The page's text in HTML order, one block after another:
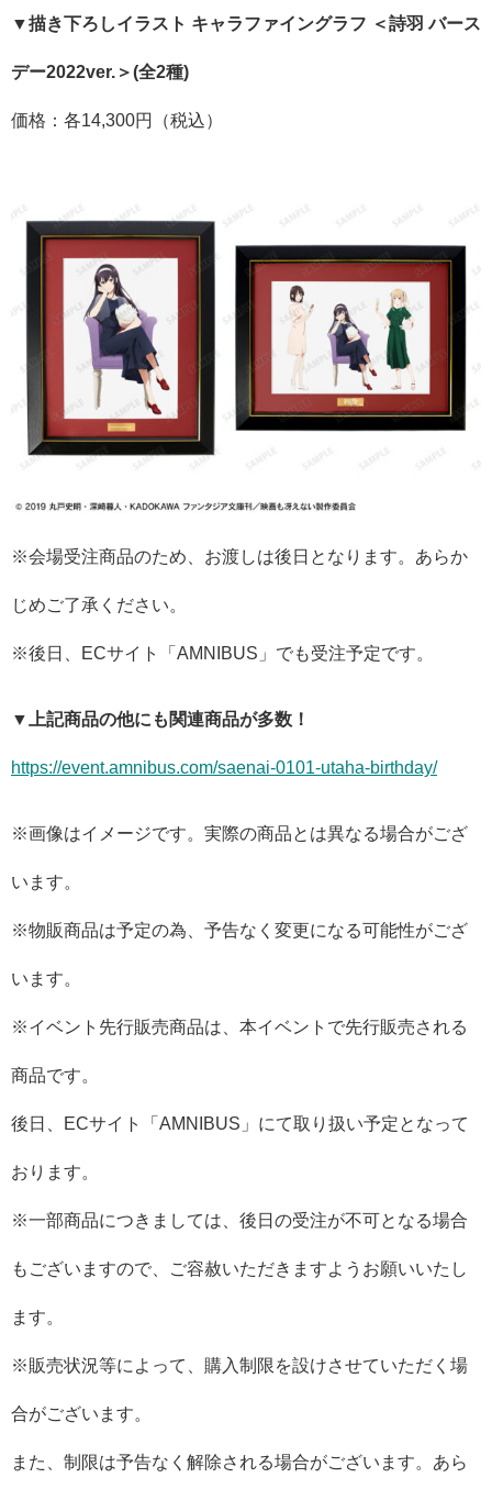
▼描き下ろしイラスト キャラファイングラフ ＜詩羽 バース
デー2022ver.＞(全2種)
価格：各14,300円（税込）
※会場受注商品のため、お渡しは後日となります。あらか
じめご了承ください。
※後日、ECサイト「AMNIBUS」でも受注予定です。
▼上記商品の他にも関連商品が多数！
https://event.amnibus.com/saenai-0101-utaha-birthday/
※画像はイメージです。実際の商品とは異なる場合がござ
います。
※物販商品は予定の為、予告なく変更になる可能性がござ
います。
※イベント先行販売商品は、本イベントで先行販売される
商品です。
後日、ECサイト「AMNIBUS」にて取り扱い予定となって
おります。
※一部商品につきましては、後日の受注が不可となる場合
もございますので、ご容赦いただきますようお願いいたし
ます。
※販売状況等によって、購入制限を設けさせていただく場
合がございます。
また、制限は予告なく解除される場合がございます。あら